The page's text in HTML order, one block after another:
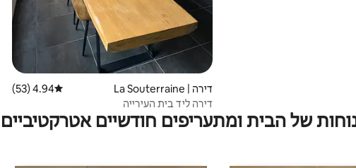
דירה | La Souterraine דירוג ממוצע של 4.94 מתוך 5, 53 ביקורות
4.94 (53)
דירה ליד בית העירייה
של הבית ומתעריפים חודשיים אטרקטיביים